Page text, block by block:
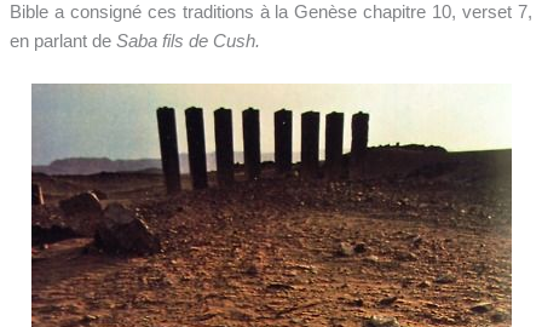
Bible a consigné ces traditions à la Genèse chapitre 10, verset 7,
en parlant de Saba fils de Cush.